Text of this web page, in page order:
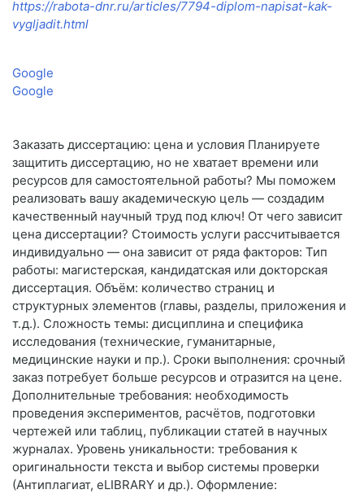
https://rabota-dnr.ru/articles/7794-diplom-napisat-kak-
vygljadit.html
Google
Google
Заказать диссертацию: цена и условия Планируете
защитить диссертацию, но не хватает времени или
ресурсов для самостоятельной работы? Мы поможем
реализовать вашу академическую цель — создадим
качественный научный труд под ключ! От чего зависит
цена диссертации? Стоимость услуги рассчитывается
индивидуально — она зависит от ряда факторов: Тип
работы: магистерская, кандидатская или докторская
диссертация. Объём: количество страниц и
структурных элементов (главы, разделы, приложения и
т. д.). Сложность темы: дисциплина и специфика
исследования (технические, гуманитарные,
медицинские науки и пр.). Сроки выполнения: срочный
заказ потребует больше ресурсов и отразится на цене.
Дополнительные требования: необходимость
проведения экспериментов, расчётов, подготовки
чертежей или таблиц, публикации статей в научных
журналах. Уровень уникальности: требования к
оригинальности текста и выбор системы проверки
(Антиплагиат, eLIBRARY и др.). Оформление: